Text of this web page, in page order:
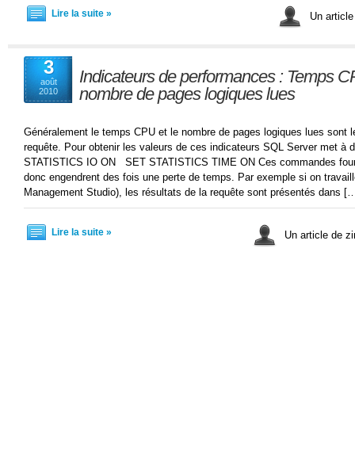
Lire la suite » Un
3
août
2010
Indicateurs de performances : Temps
nombre de pages logiques lues
Généralement le temps CPU et le nombre de pages logiques lues sont
requête. Pour obtenir les valeurs de ces indicateurs SQL Server met à
STATISTICS IO ON SET STATISTICS TIME ON Ces commandes
donc engendrent des fois une perte de temps. Par exemple si on
Management Studio), les résultats de la requête sont présentés dans
Lire la suite » Un article de